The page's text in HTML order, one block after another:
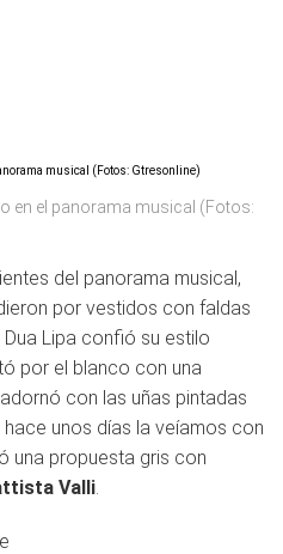
en el panorama musical (Fotos:
del panorama musical,
por vestidos con faldas
Lipa confió su estilo
por el blanco con una
con las uñas pintadas
hace unos días la veíamos con
una propuesta gris con
Valli.